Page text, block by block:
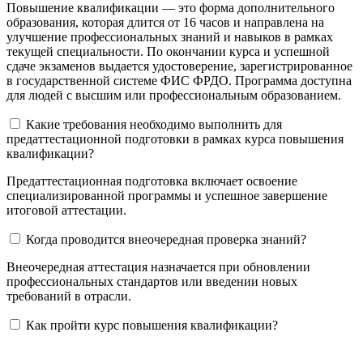
Повышение квалификации — это форма дополнительного
образования, которая длится от 16 часов и направлена на
улучшение профессиональных знаний и навыков в рамках
текущей специальности. По окончании курса и успешной
сдаче экзаменов выдается удостоверение, зарегистрированное
в государственной системе ФИС ФРДО. Программа доступна
для людей с высшим или профессиональным образованием.
Какие требования необходимо выполнить для
предаттестационной подготовки в рамках курса повышения
квалификации?
Предаттестационная подготовка включает освоение
специализированной программы и успешное завершение
итоговой аттестации.
Когда проводится внеочередная проверка знаний?
Внеочередная аттестация назначается при обновлении
профессиональных стандартов или введении новых
требований в отрасли.
Как пройти курс повышения квалификации?